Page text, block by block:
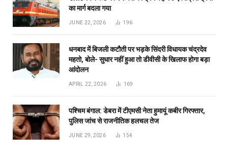
का मार्ग बदला गया
JUNE 22, 2026 196
धनबाद में बिजली कटौती पर भड़के सिंदरी विधायक चंद्रदेव
महतो, बोले- सुधार नहीं हुआ तो डीवीसी के खिलाफ होगा बड़ा
आंदोलन
APRIL 22, 2026 169
पश्चिम बंगाल: डेबरा में टीएमसी नेता हुमायूं कबीर गिरफ्तार,
पुलिस जांच से राजनीतिक हलचल तेज
JUNE 29, 2026 154